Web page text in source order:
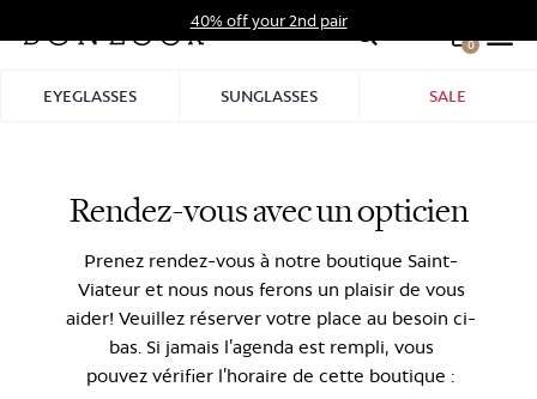
to
40% off your 2nd pair
0
EYEGLASSES SUNGLASSES SALE
Rendez-vous avec un opticien
Prenez rendez-vous à notre boutique Saint-
Viateur et nous nous ferons un plaisir de vous
aider! Veuillez réserver votre place au besoin ci-
bas. Si jamais l’agenda est rempli, vous
pouvez vérifier l’horaire de cette boutique :